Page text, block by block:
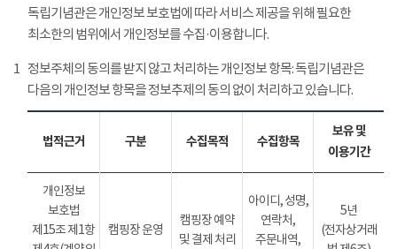
독립기념관은 개인정보 보호법에 따라 서비스 제공을 위해 필요한
최소한의 범위에서 개인정보를 수집·이용합니다.
1 정보주체의 동의를 받지 않고 처리하는 개인정보 항목: 독립기념관은
다음의 개인정보 항목을 정보추제의 동의 없이 처리하고 있습니다.
법적근거 구분 수집목적 수집항목
보유 및
이용기간
개인정보
보호법
제15조 제1항
캠핑장 운영
캠핑장 예약
및 결제 처리
아이디, 성명,
연락처,
주문내역,
5년
(전자상거래